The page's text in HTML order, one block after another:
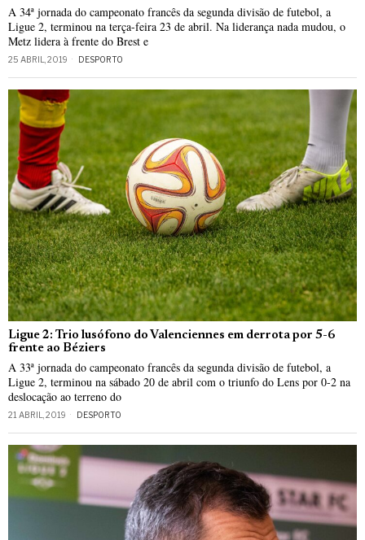
A 34ª jornada do campeonato francês da segunda divisão de futebol, a
Ligue 2, terminou na terça-feira 23 de abril. Na liderança nada mudou, o
Metz lidera à frente do Brest e
25 ABRIL, 2019 DESPORTO
Ligue 2: Trio lusófono do Valenciennes em derrota por 5-6
frente ao Béziers
A 33ª jornada do campeonato francês da segunda divisão de futebol, a
Ligue 2, terminou na sábado 20 de abril com o triunfo do Lens por 0-2 na
deslocação ao terreno do
21 ABRIL, 2019 DESPORTO